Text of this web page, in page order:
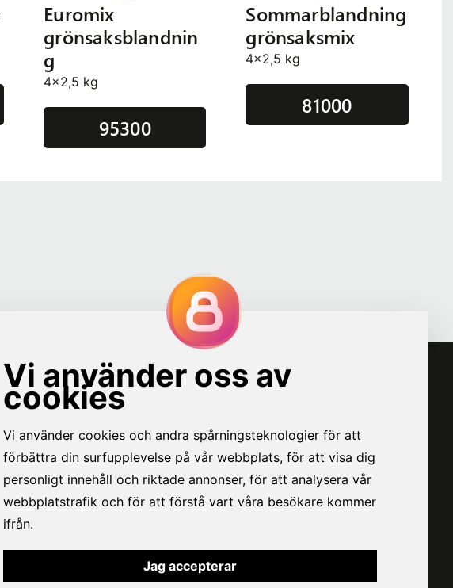
Euromix
grönsaksblandnin
g
4x2,5 kg
95300
Sommarblandning
grönsaksmix
4x2,5 kg
81000
VÄTTERNPOTATIS